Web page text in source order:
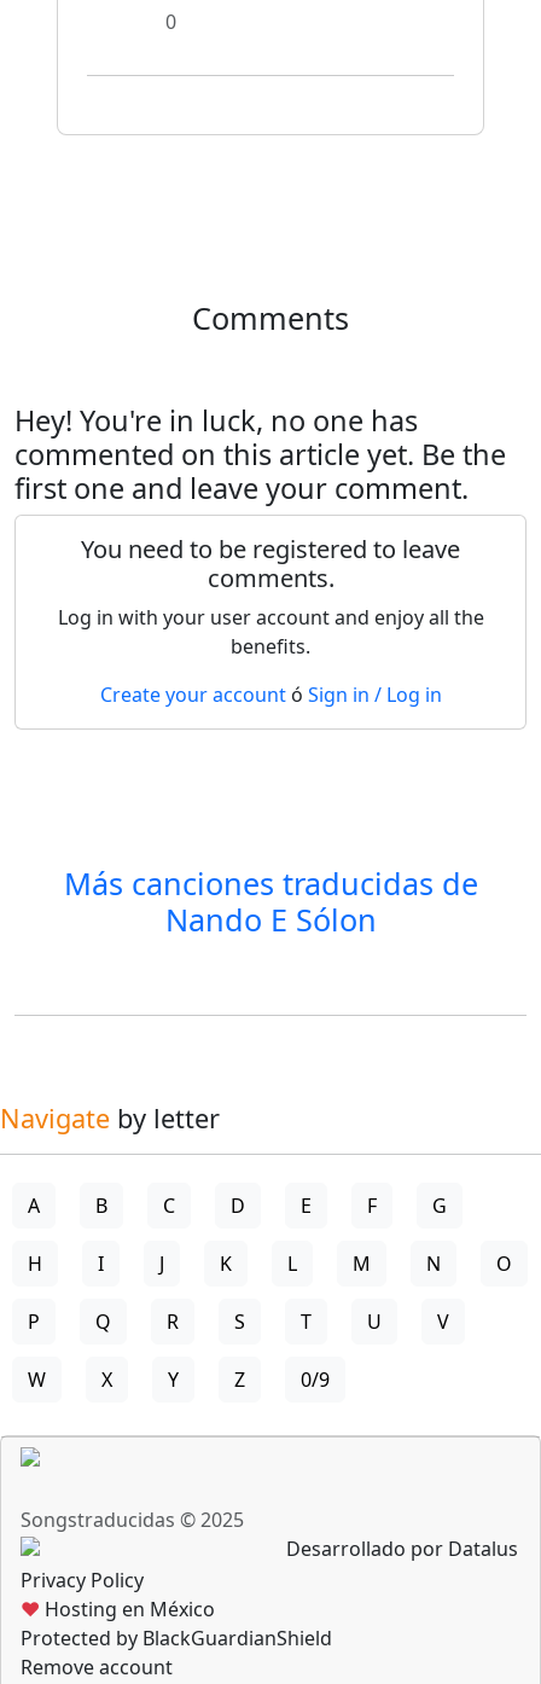
0
Comments
Hey! You're in luck, no one has
commented on this article yet. Be the
first one and leave your comment.
You need to be registered to leave
comments.
Log in with your user account and enjoy all the
benefits.
Create your account ó Sign in / Log in
Más canciones traducidas de
Nando E Sólon
Navigate by letter
A B C D E F G
H I J K L M N O
P Q R S T U V
W X Y Z 0/9
Songstraducidas © 2025
Desarrollado por Datalus
Privacy Policy
♥ Hosting en México
Protected by BlackGuardianShield
Remove account